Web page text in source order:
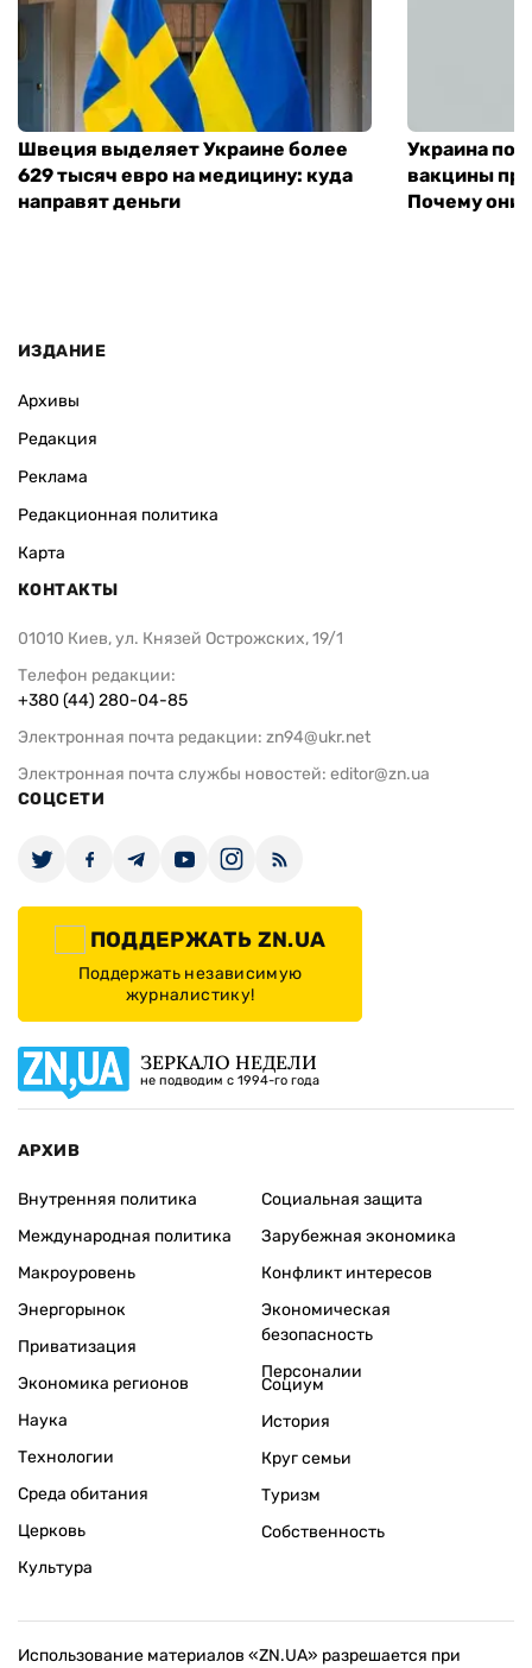
Швеция выделяет Украине более
629 тысяч евро на медицину: куда
направят деньги
Украина
вакцины
Почему они
ИЗДАНИЕ
Архивы
Редакция
Реклама
Редакционная политика
Карта
КОНТАКТЫ
01010 Киев, ул. Князей Острожских, 19/1
Телефон редакции:
+380 (44) 280-04-85
Электронная почта редакции: zn94@ukr.net
Электронная почта службы новостей: editor@zn.ua
СОЦСЕТИ
ПОДДЕРЖАТЬ ZN.UA
Поддержать независимую
журналистику!
ЗЕРКАЛО НЕДЕЛИ
не подводим с 1994-го года
АРХИВ
Внутренняя политика
Международная политика
Макроуровень
Энергорынок
Приватизация
Экономика регионов
Социальная защита
Зарубежная экономика
Конфликт интересов
Экономическая
безопасность
Персоналии
Наука
Технологии
Среда обитания
Церковь
Культура
Социум
История
Круг семьи
Туризм
Собственность
Использование материалов «ZN.UA» разрешается при